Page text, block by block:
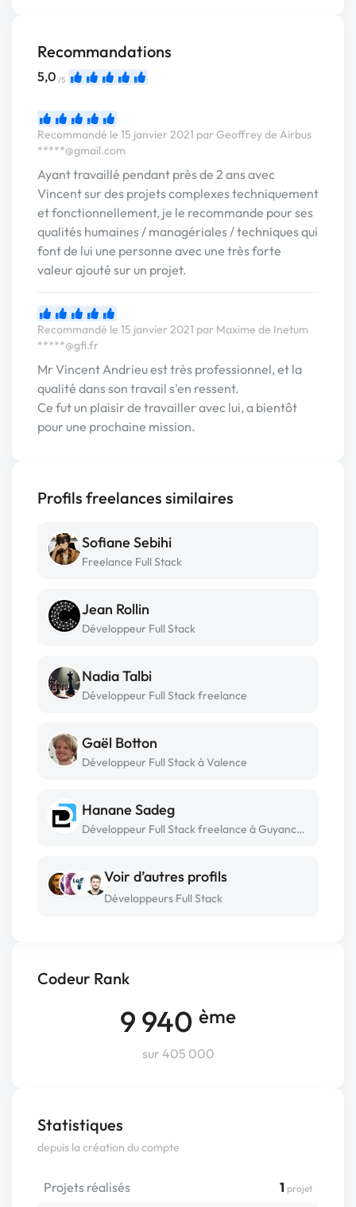
Codeur Rank
9 940 ème
sur 405 000
Statistiques
depuis la création du compte
Projets réalisés 1 projet
Recommandations
5,0 /5
Recommandé le 15 janvier 2021 par Geoffrey de Airbus
*****@gmail.com
Ayant travaillé pendant près de 2 ans avec
Vincent sur des projets complexes techniquement
et fonctionnellement, je le recommande pour ses
qualités humaines / managériales / techniques qui
font de lui une personne avec une très forte
valeur ajouté sur un projet.
Recommandé le 15 janvier 2021 par Maxime de Inetum
*****@gfi.fr
Mr Vincent Andrieu est très professionnel, et la
qualité dans son travail s'en ressent.
Ce fut un plaisir de travailler avec lui, a bientôt
pour une prochaine mission.
Profils freelances similaires
Sofiane Sebihi
Freelance Full Stack
Jean Rollin
Développeur Full Stack
Nadia Talbi
Développeur Full Stack freelance
Gaël Botton
Développeur Full Stack à Valence
Hanane Sadeg
Développeur Full Stack freelance à Guyancourt
Voir d’autres profils
Développeurs Full Stack